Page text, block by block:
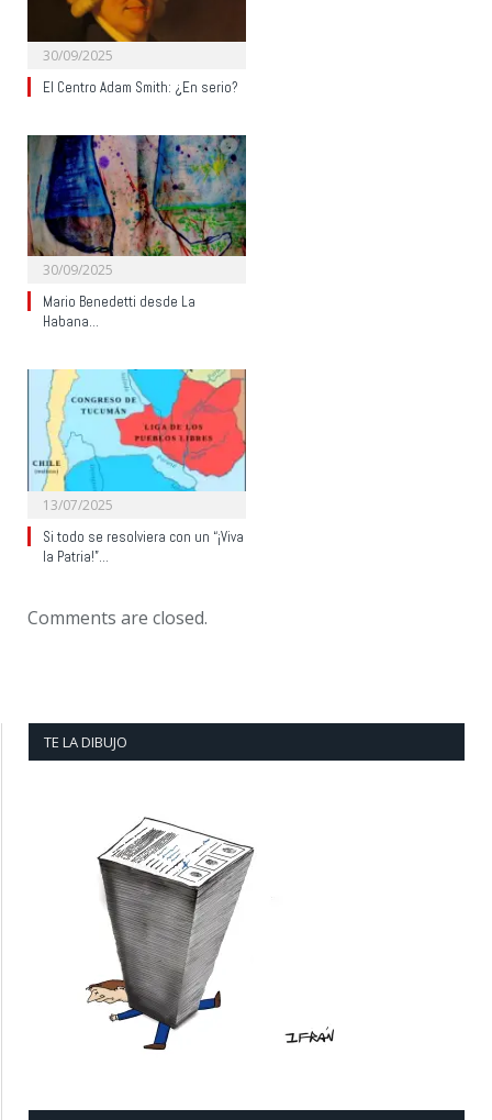
30/09/2025
El Centro Adam Smith: ¿En serio?
30/09/2025
Mario Benedetti desde La
Habana…
13/07/2025
Si todo se resolviera con un “¡Viva
la Patria!”…
Comments are closed.
TE LA DIBUJO